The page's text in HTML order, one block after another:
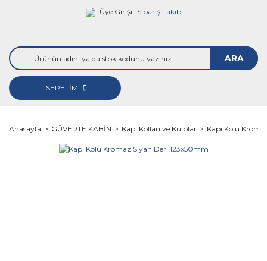
Üye Girişi Sipariş Takibi
ARA
SEPETİM
Anasayfa GÜVERTE KABİN Kapı Kolları ve Kulplar Kapı Kolu